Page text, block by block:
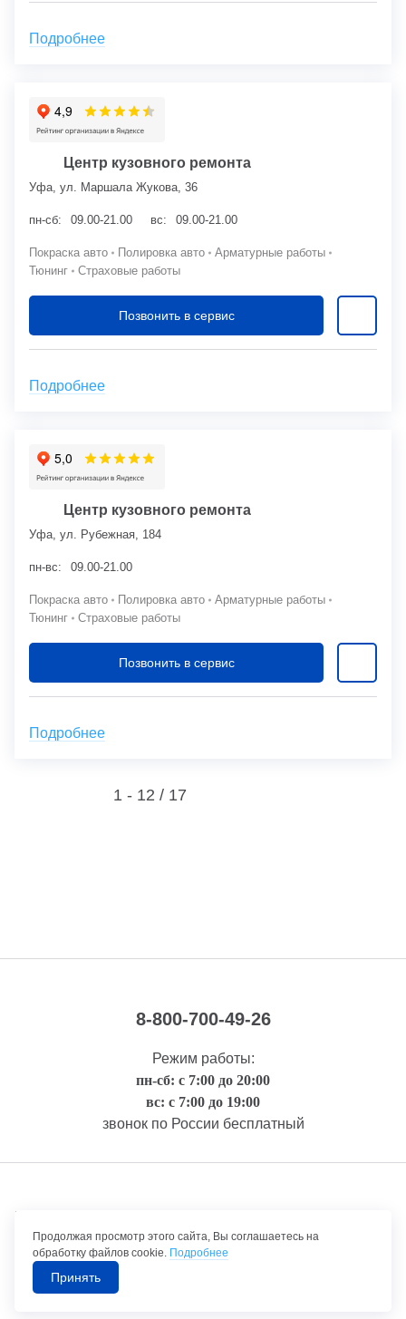
Подробнее
Центр кузовного ремонта
Уфа, ул. Маршала Жукова, 36
пн-сб: 09.00-21.00 вс: 09.00-21.00
Покраска авто Полировка авто
Арматурные работы
Тюнинг
Страховые работы
Позвонить в сервис
Подробнее
Центр кузовного ремонта
Уфа, ул. Рубежная, 184
пн-вс: 09.00-21.00
Покраска авто Полировка авто
Арматурные работы
Тюнинг
Страховые работы
Позвонить в сервис
Подробнее
1 - 12 / 17
8-800-700-49-26
Режим работы:
пн-сб: с 7:00 до 20:00
вс: с 7:00 до 19:00
звонок по России бесплатный
Правовая информация
©1992-2026 ТрансТехСервис – продажа и обслуживание автомобилей.
Продолжая просмотр этого сайта, Вы соглашаетесь на
обработку файлов cookie. Подробнее
Принять